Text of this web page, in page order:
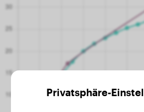
Privatsphäre-